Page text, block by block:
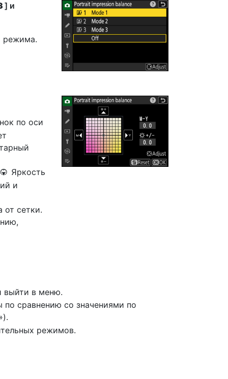
] и
режима.
по оси
3 Яркость
и
от сетки.
выйти в меню.
сравнению со значениями по
режимов.